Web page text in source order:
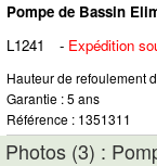
Pompe de Bassin
L1241
- Expédition
Hauteur de refoulement
Garantie : 5 ans
Référence : 1351311
Photos (3) :